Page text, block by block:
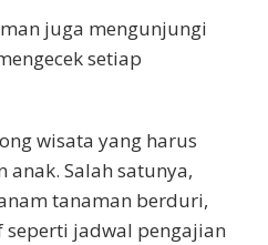
juga mengunjungi
setiap
wisata yang harus
Salah satunya,
tanaman berduri,
jadwal pengajian